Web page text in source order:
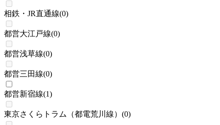
相鉄・JR直通線(0)
都営大江戸線(0)
都営浅草線(0)
都営三田線(0)
都営新宿線(1)
東京さくらトラム（都電荒川線） (0)